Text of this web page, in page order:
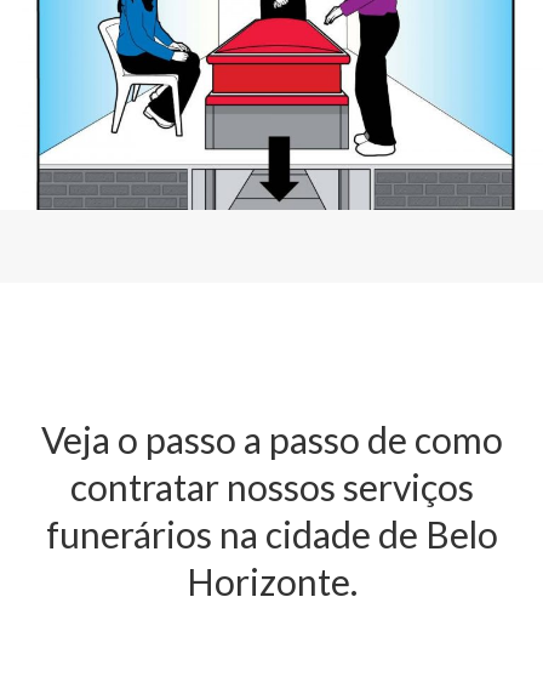
Veja o passo a passo de como
contratar nossos serviços
funerários na cidade de Belo
Horizonte.